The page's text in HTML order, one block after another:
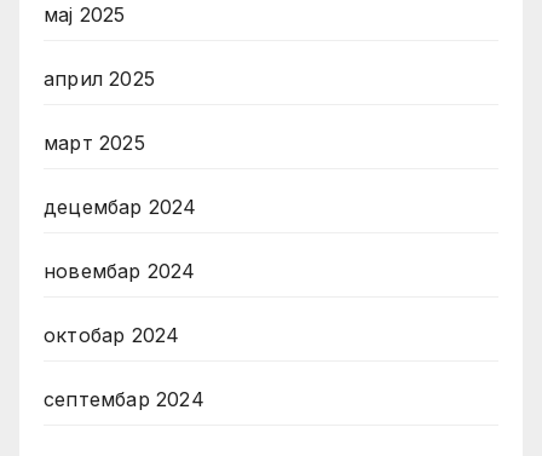
мај 2025
април 2025
март 2025
децембар 2024
новембар 2024
октобар 2024
септембар 2024